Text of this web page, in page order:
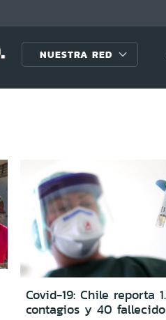
NUESTRA RED
Covid-19: Chile reporta
contagios y 40